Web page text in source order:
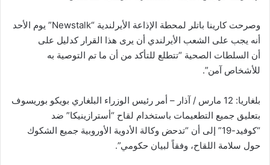
وصرحت كارينا باتلر لمحطة الإذاعة الأيرلندية “Newstalk” يوم الأحد
أنه يجب على الشعب الأيرلندي أن يرى هذا القرار كدليل على
أن السلطات الصحية “تتطلع للتأكد من أن ما تم التوصية به
للأشخاص آمن”.
بلغاريا: 12 مارس / آذار – أمر رئيس الوزراء البلغاري بويكو بوريسوف
بتعليق جميع التطعيمات باستخدام لقاح “أسترازينيكا” ضد
“كوفيد-19” إلى أن “تدحض وكالة الأدوية الأوروبية جميع الشكوك
حول سلامة اللقاح، وفقاً لبيان حكومي”.